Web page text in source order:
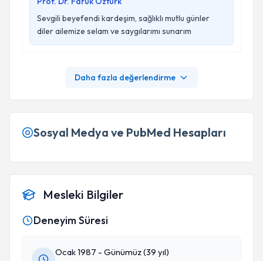
Sevgili beyefendi kardeşim, sağlıklı mutlu günler
diler ailemize selam ve saygılarımı sunarım
Daha fazla değerlendirme
Sosyal Medya ve PubMed Hesapları
Mesleki Bilgiler
Deneyim Süresi
Ocak 1987 - Günümüz (39 yıl)